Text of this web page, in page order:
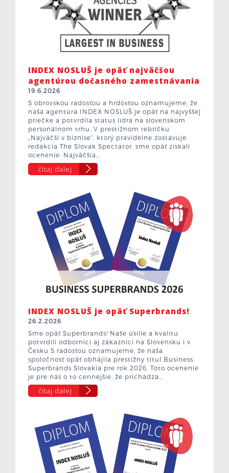
INDEX NOSLUŠ je opäť najväčšou
agentúrou dočasného zamestnávania
19.6.2026
S obrovskou radosťou a hrdosťou oznamujeme, že
naša agentúra INDEX NOSLUŠ je opäť na najvyššej
priečke a potvrdila status lídra na slovenskom
personálnom trhu. V prestížnom rebríčku
„Najväčší v biznise“, ktorý pravidelne zostavuje
redakcia The Slovak Spectator, sme opäť získali
ocenenie: Najväčšia…
čítaj ďalej
INDEX NOSLUŠ je opäť Superbrands!
26.2.2026
Sme opäť Superbrands! Naše úsilie a kvalitu
potvrdili odborníci aj zákazníci na Slovensku i v
Česku S radosťou oznamujeme, že naša
spoločnosť opäť obhájila prestížny titul Business
Superbrands Slovakia pre rok 2026. Toto ocenenie
je pre nás o to cennejšie, že prichádza…
čítaj ďalej